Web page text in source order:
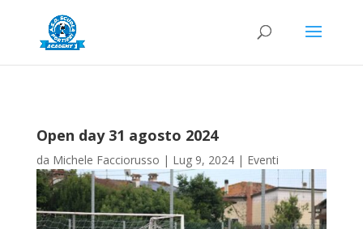
Open day 31 agosto 2024
da Michele Facciorusso | Lug 9, 2024| Eventi